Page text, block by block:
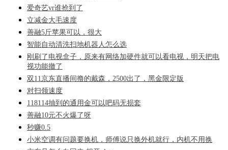
爱奇艺vr谁抢到了
立减金大毛速度
善融5斤苹果可以，很大
智能自动清洗扫地机器人怎么选
刚刷了电视盒子，原来有网络加硬件就可以看电视，明天把电
视功能撤了
双11京东直播间撸的戴森，2500出了，黑金限定版
对扫领速度
118114抽到的通用金可以吧码无损套
善融10元不火爆了呀
秒赚0.5
小米空调有问题要换机，师傅说只换外机就行，内机不用换